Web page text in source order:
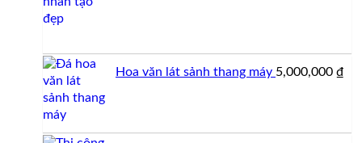
Hoa văn lát sảnh thang máy 5,000,000 ₫